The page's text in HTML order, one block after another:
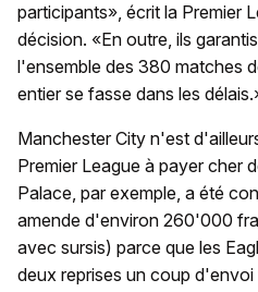
participants», écrit la Premier
décision. «En outre, ils
l'ensemble des 380 matches
entier se fasse dans les
Manchester City n'est
Premier League à payer cher
Palace, par exemple, a été
amende d'environ 260'000
avec sursis) parce que les
deux reprises un coup d'envoi